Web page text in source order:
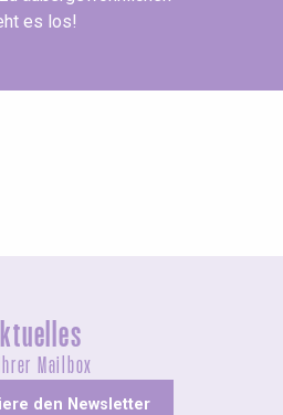
es los!
Mailbox
den Newsletter